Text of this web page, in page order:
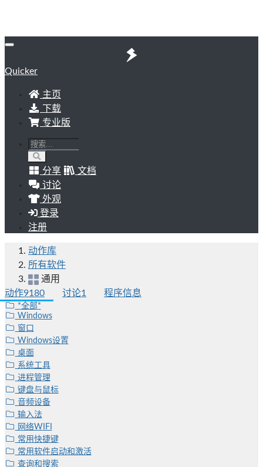
Quicker
主页
下载
专业版
分享
文档
讨论
外观
登录
注册
动作库
所有软件
通用
动作9180 讨论1 程序信息
*全部*
Windows
窗口
Windows设置
桌面
系统工具
进程管理
键盘与鼠标
音频设备
输入法
网络WIFI
常用快捷键
常用软件启动和激活
查询和搜索